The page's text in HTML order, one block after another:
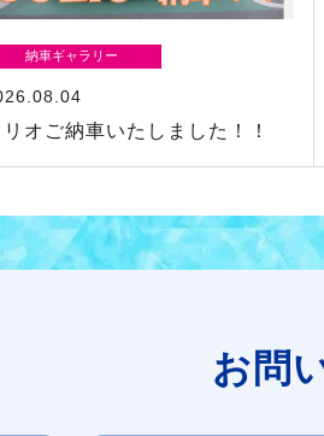
納車ギャラリー
リオご納車いたしました！！
お問